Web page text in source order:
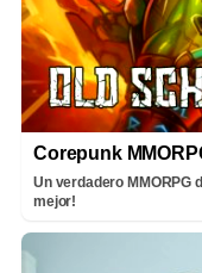
Corepunk
Un verdadero MMORPG
mejor!